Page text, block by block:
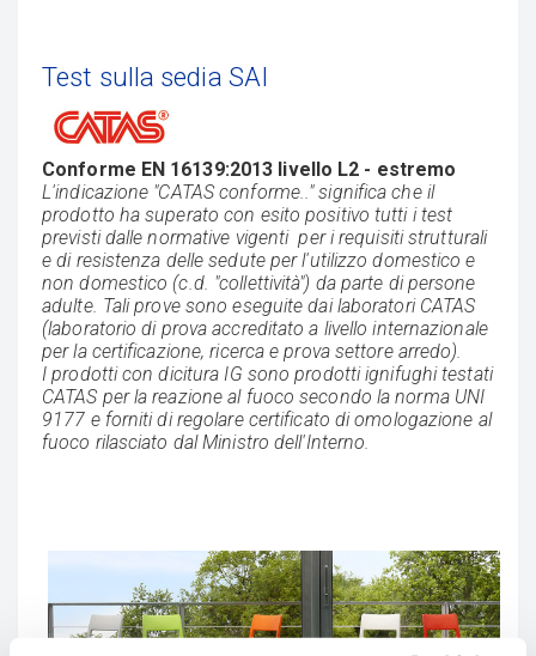
Test sulla sedia SAI
Conforme EN 16139:2013 livello L2 - estremo
L'indicazione "CATAS conforme.." significa che il
prodotto ha superato con esito positivo tutti i test
previsti dalle normative vigenti per i requisiti strutturali
e di resistenza delle sedute per l'utilizzo domestico e
non domestico (c.d. "collettività") da parte di persone
adulte. Tali prove sono eseguite dai laboratori CATAS
(laboratorio di prova accreditato a livello internazionale
per la certificazione, ricerca e prova settore arredo).
I prodotti con dicitura IG sono prodotti ignifughi testati
CATAS per la reazione al fuoco secondo la norma UNI
9177 e forniti di regolare certificato di omologazione al
fuoco rilasciato dal Ministro dell'Interno.